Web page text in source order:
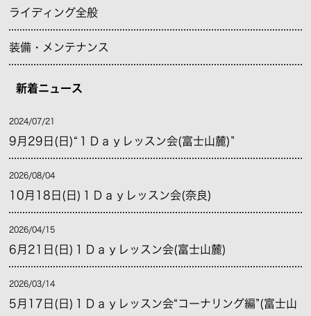
ライディング全般
装備・メンテナンス
新着ニュース
2024/07/21
9月29日(日)“１Ｄａｙレッスン会(富士山麓)”
2026/08/04
10月18日(日)１Ｄａｙレッスン会(奈良)
2026/04/15
6月21日(日)１Ｄａｙレッスン会(富士山麓)
2026/03/14
5月17日(日)１Ｄａｙレッスン会“コーナリング編”(富士山